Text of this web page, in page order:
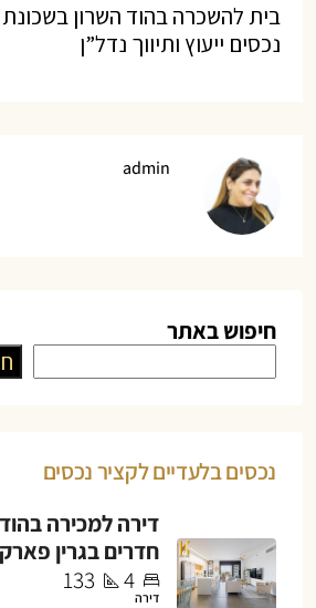
בית להשכרה בהוד השרון
נכסים ייעוץ ותיווך נדל”ן
admin
חיפוש באתר
נכסים בלעדיים לקציר נכסים
חדרים בגרין
4
133
דירה